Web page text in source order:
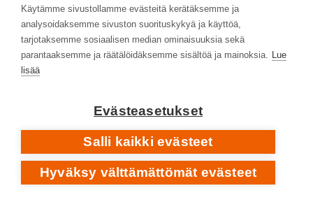
istuvat hyvin Esa Pulliaisen perinteitä kunnioittaviin
sovituksiin.Maustetytöt X Agentsteki myös keikkoja
ja esiintyi kesällä 2022 kaikilla suurilla suomalaisilla
festivaaleilla.
MAUSTETYTÖT X AGENTS
Käytämme sivustollamme evästeitä kerätäksemme ja
analysoidaksemme sivuston suorituskykyä ja käyttöä,
tarjotaksemme sosiaalisen median ominaisuuksia sekä
parantaaksemme ja räätälöidäksemme sisältöä ja mainoksia. Lue
lisää
Evästeasetukset
Salli kaikki evästeet
Hyväksy välttämättömät evästeet